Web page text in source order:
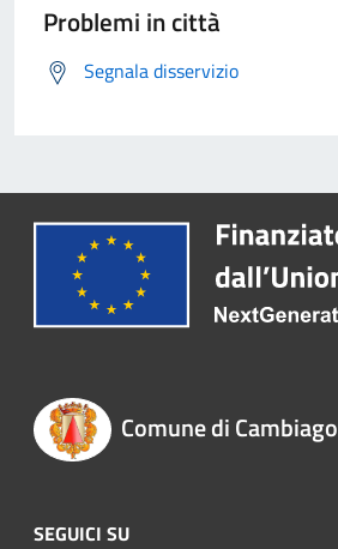
Problemi in città
Segnala disservizio
Comune di Cambiago
SEGUICI SU